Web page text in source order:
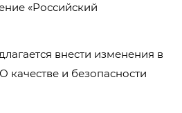
«Российский
внести изменения в
качестве и безопасности